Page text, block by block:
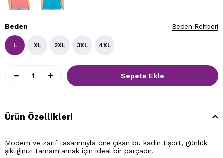
Beden Rehberi
Beden
L XL 2XL 3XL 4XL
Ürün Özellikleri
Modern ve zarif tasarımıyla öne çıkan bu kadın tişört, günlük
şıklığınızı tamamlamak için ideal bir parçadır.